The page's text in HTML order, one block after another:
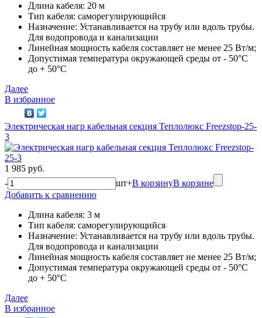
Длина кабеля: 20 м
Тип кабеля: саморегулирующийся
Назначение: Устанавливается на трубу или вдоль трубы.
Для водопровода и канализации
Линейная мощность кабеля составляет не менее 25 Вт/м;
Допустимая температура окружающей среды от - 50°C
до + 50°C
Далее
В избранное
Электрическая нагр кабельная секция Теплолюкс Freezstop-25-
3
1 985 руб.
-
шт+В корзинуВ корзине
Добавить к сравнению
Длина кабеля: 3 м
Тип кабеля: саморегулирующийся
Назначение: Устанавливается на трубу или вдоль трубы.
Для водопровода и канализации
Линейная мощность кабеля составляет не менее 25 Вт/м;
Допустимая температура окружающей среды от - 50°C
до + 50°C
Далее
В избранное